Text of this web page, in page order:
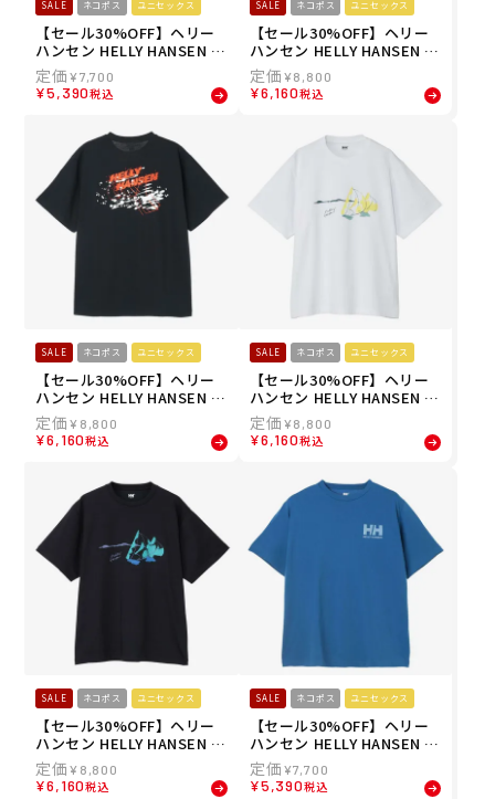
SALE ネコポス ユニセックス
【セール30%OFF】ヘリー
ハンセン HELLY HANSEN ユ
ニセックス ショートスリー
ブランドスケープティー S/
S LANDSCAPE TEE 半袖 T
¥7,700
¥5,390税込
SALE ネコポス ユニセックス
【セール30%OFF】ヘリー
ハンセン HELLY HANSEN ユ
ニセックス ショートスリー
ブオーシャンウインドティ
ー S/S OCEAN WIND TEE
26SS 春夏
¥8,800
¥6,160税込
SALE ネコポス ユニセックス
【セール30%OFF】ヘリー
ハンセン HELLY HANSEN ユ
ニセックス ショートスリー
ブオーシャンウインドティ
ー S/S OCEAN WIND TEE
6SS 春夏
¥ 8,800
¥6,160税込
SALE ネコポス ユニセックス
【セール30%OFF】ヘリー
ハンセン HELLY HANSEN ユ
ニセックス ショートスリー
ブオーシャンウインドティ
ー S/S OCEAN WIND TEE
26SS 春夏
¥8,800
¥6,160税込
SALE ネコポス ユニセックス
【セール30%OFF】ヘリー
ハンセン HELLY HANSEN ユ
ニセックス ショートスリー
ブオーシャンウインドティ
¥ 8,800
¥6,160税込
SALE ネコポス ユニセックス
【セール30%OFF】ヘリー
ハンセン HELLY HANSEN ユ
ニセックス ショートスリー
ブ HHラインバックプリント
¥7,700
¥5,390税込